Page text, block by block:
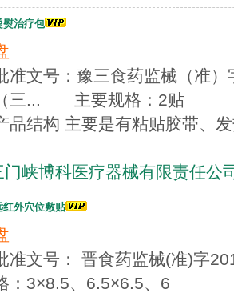
熨治疗包
准文号：豫三食药监械（准
（三... 主要规格：2贴
品结构 主要是有粘贴胶带、
门峡博科医疗器械有限责任公
红外穴位敷贴
准文号： 晋食药监械(准)
：3×8.5、6.5×6.5、6